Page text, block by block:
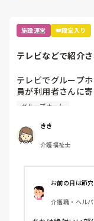
施設運営 👑殿堂入り
テレビなどで紹介
テレビでグループ
員が利用者さんに
ことやってもらう
れるし、利用者さ
になっておられ、
る時間ないくらい
テレビで紹介され
介護度だと思うの
グループホーム
きき
介護福祉士
お前の目は節穴
介護職・ヘル